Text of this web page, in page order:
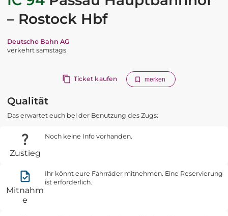
– Rostock Hbf
Deutsche Bahn AG
verkehrt samstags
Ticket kaufen merken
Qualität
Das erwartet euch bei der Benutzung des Zugs:
Zustieg
Noch keine Info vorhanden.
Mitnahm
e
Ihr könnt eure Fahrräder mitnehmen. Eine Reservierung
ist erforderlich.